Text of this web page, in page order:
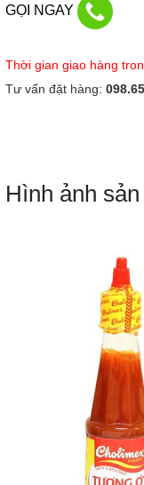
GỌI NGAY
Thời gian giao hàng
Tư vấn đặt hàng:
Hình ảnh